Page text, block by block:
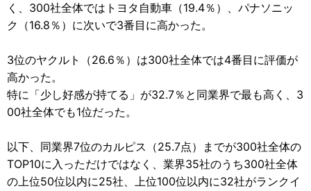
く、300社全体ではトヨタ自動車（19.4％）、パナソニッ
ク（16.8％）に次いで3番目に高かった。
3位のヤクルト（26.6％）は300社全体では4番目に評価が
高かった。
特に「少し好感が持てる」が32.7％と同業界で最も高く、3
00社全体でも1位だった。
以下、同業界7位のカルピス（25.7点）までが300社全体の
TOP10に入っただけではなく、業界35社のうち300社全体
の上位50位以内に25社、上位100位以内に32社がランクイ